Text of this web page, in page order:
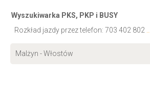
Wyszukiwarka PKS, PKP i BUSY
Rozkład jazdy przez telefon: 703 402 802
Malżyn - Włostów